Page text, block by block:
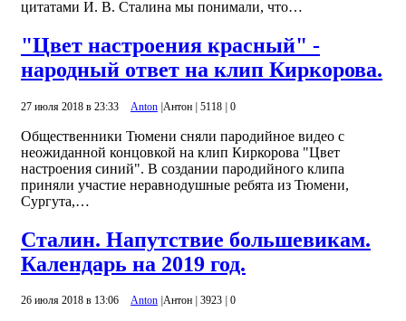
цитатами И. В. Сталина мы понимали, что…
"Цвет настроения красный" -
народный ответ на клип Киркорова.
27 июля 2018 в 23:33 Anton |Антон | 5118 | 0
Общественники Тюмени сняли пародийное видео с
неожиданной концовкой на клип Киркорова "Цвет
настроения синий". В создании пародийного клипа
приняли участие неравнодушные ребята из Тюмени,
Сургута,…
Сталин. Напутствие большевикам.
Календарь на 2019 год.
26 июля 2018 в 13:06 Anton Антон 3923 0